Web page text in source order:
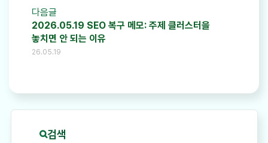
다음글
2026.05.19 SEO 복구 메모: 주제 클러스터을
놓치면 안 되는 이유
26.05.19
검색